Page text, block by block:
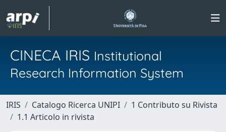
CINECA IRIS Institutional
Research Information System
IRIS Catalogo Ricerca UNIPI
1 Contributo su Rivista
1.1 Articolo in rivista